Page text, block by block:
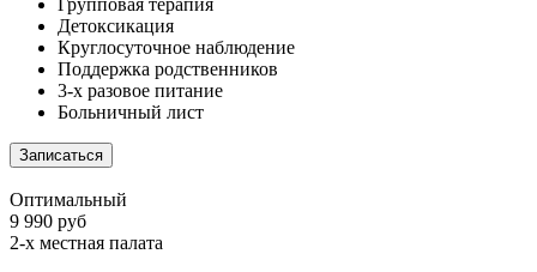
Групповая терапия
Детоксикация
Круглосуточное наблюдение
Поддержка родственников
3-х разовое питание
Больничный лист
Записаться
Оптимальный
9 990 руб
2-х местная палата